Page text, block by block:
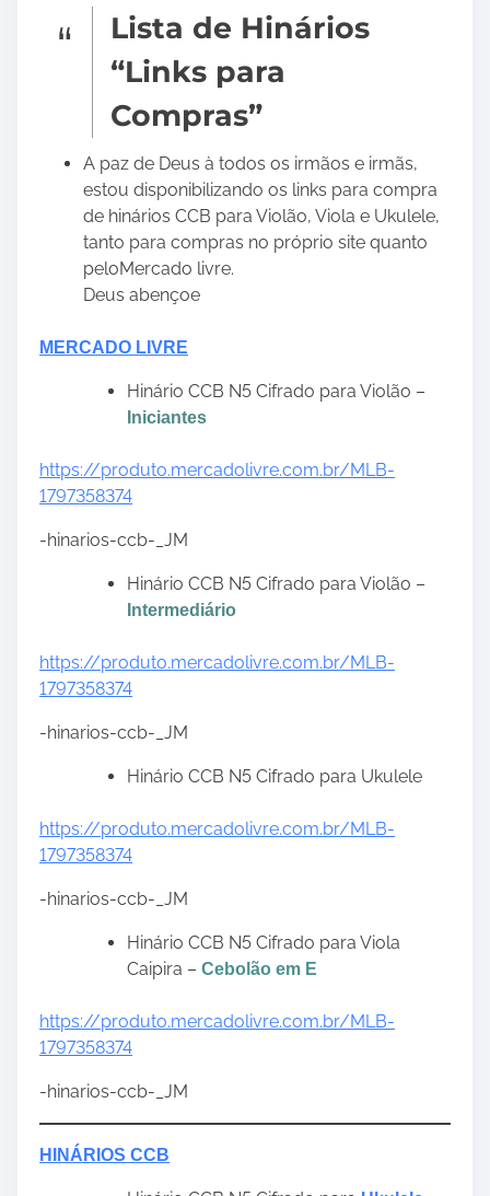
Lista de Hinários
“Links para
Compras”
A paz de Deus à todos os irmãos e irmãs,
estou disponibilizando os links para compra
de hinários CCB para Violão, Viola e Ukulele,
tanto para compras no próprio site quanto
peloMercado livre.
Deus abençoe
MERCADO LIVRE
Hinário CCB N5 Cifrado para Violão –
Iniciantes
https://produto.mercadolivre.com.br/MLB-
1797358374
-hinarios-ccb-_JM
Hinário CCB N5 Cifrado para Violão –
Intermediário
https://produto.mercadolivre.com.br/MLB-
1797358374
-hinarios-ccb-_JM
Hinário CCB N5 Cifrado para Ukulele
https://produto.mercadolivre.com.br/MLB-
1797358374
-hinarios-ccb-_JM
Hinário CCB N5 Cifrado para Viola
Caipira – Cebolão em E
https://produto.mercadolivre.com.br/MLB-
1797358374
-hinarios-ccb-_JM
HINÁRIOS CCB